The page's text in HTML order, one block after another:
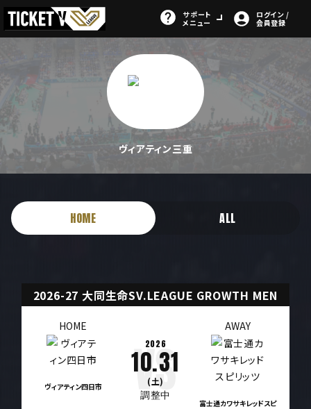
サポート
メニュー
ログイン /
会員登録
ヴィアティン三重
HOME ALL
2026-27 大同生命SV.LEAGUE GROWTH MEN
HOME
ヴィアティン四日市
2026
10.31
(土)
調整中
AWAY
富士通カワサキレッドスピ